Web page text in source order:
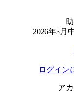
2026年3月
ログイン
ア